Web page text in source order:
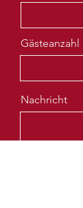
Gästeanzahl
Nachricht